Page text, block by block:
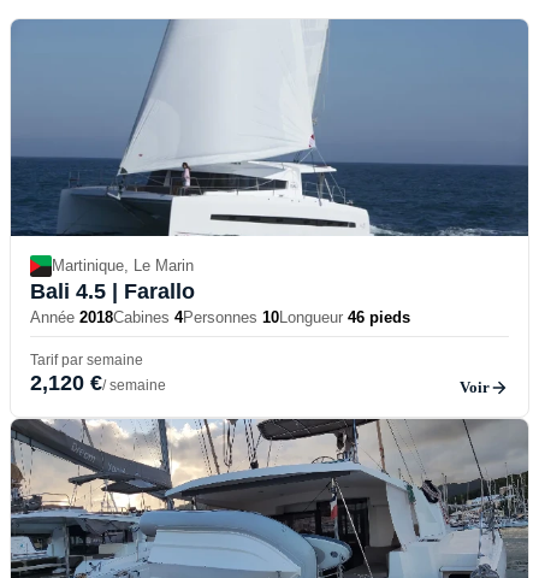
Martinique, Le Marin
Bali 4.5 | Farallo
Année 2018Cabines 4Personnes 10Longueur 46 pieds
Tarif par semaine
2,120 €/ semaine Voir